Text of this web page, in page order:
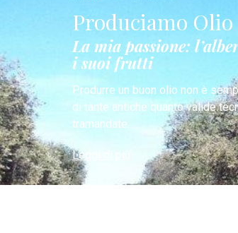
Produciamo
La mia passione:
i suoi frutti
Produrre un buon olio non è
di tante antiche quanto valide
tramandate. …
Leggi di più